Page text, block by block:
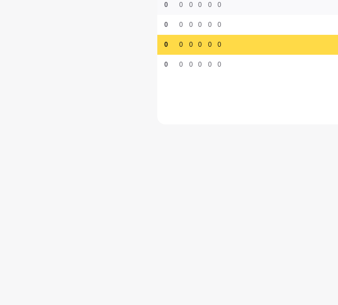
0
0
0
0
0
0
0
0
0
0
0
0
0
0
0
0
0
0
0
0
0
0
0
0